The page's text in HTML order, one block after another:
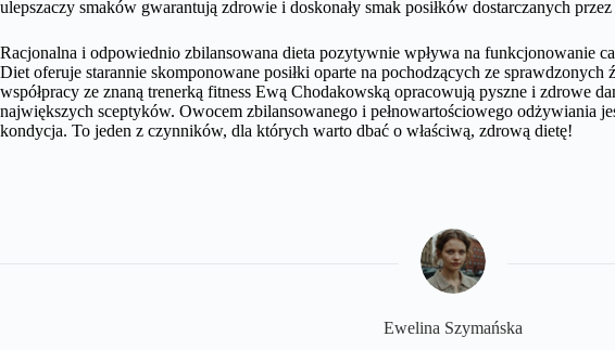
ulepszaczy smaków gwarantują zdrowie i doskonały smak posiłków dostarczanych
Racjonalna i odpowiednio zbilansowana dieta pozytywnie wpływa na funkcjonowanie
Diet oferuje starannie skomponowane posiłki oparte na pochodzących ze
współpracy ze znaną trenerką fitness Ewą Chodakowską opracowują pyszne i zdrowe
największych sceptyków. Owocem zbilansowanego i pełnowartościowego odżywiania
kondycja. To jeden z czynników, dla których warto dbać o właściwą, zdrową dietę!
Ewelina Szymańska